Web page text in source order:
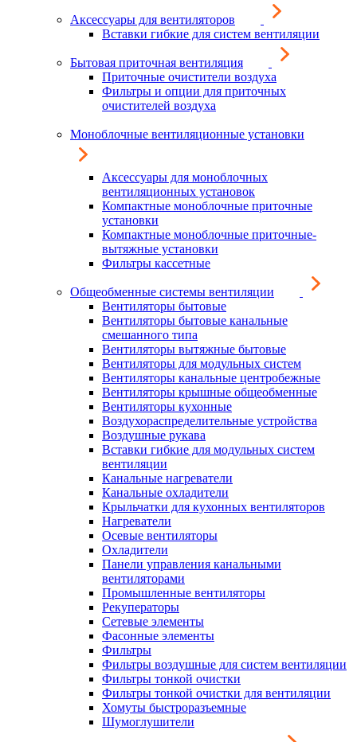
Аксессуары для вентиляторов
Вставки гибкие для систем вентиляции
Бытовая приточная вентиляция
Приточные очистители воздуха
Фильтры и опции для приточных
очистителей воздуха
Моноблочные вентиляционные установки
Аксессуары для моноблочных
вентиляционных установок
Компактные моноблочные приточные
установки
Компактные моноблочные приточные-
вытяжные установки
Фильтры кассетные
Общеобменные системы вентиляции
Вентиляторы бытовые
Вентиляторы бытовые канальные
смешанного типа
Вентиляторы вытяжные бытовые
Вентиляторы для модульных систем
Вентиляторы канальные центробежные
Вентиляторы крышные общеобменные
Вентиляторы кухонные
Воздухораспределительные устройства
Воздушные рукава
Вставки гибкие для модульных систем
вентиляции
Канальные нагреватели
Канальные охладители
Крыльчатки для кухонных вентиляторов
Нагреватели
Осевые вентиляторы
Охладители
Панели управления канальными
вентиляторами
Промышленные вентиляторы
Рекуператоры
Сетевые элементы
Фасонные элементы
Фильтры
Фильтры воздушные для систем вентиляции
Фильтры тонкой очистки
Фильтры тонкой очистки для вентиляции
Хомуты быстроразъемные
Шумоглушители